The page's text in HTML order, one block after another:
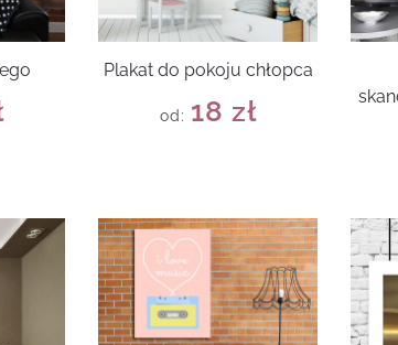
Plakat do pokoju chłopca
od: 18 zł